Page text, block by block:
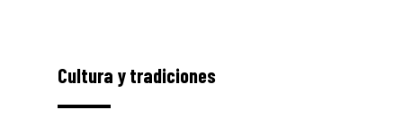
Cultura y tradiciones